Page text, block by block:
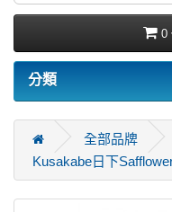
0
分類
全部品牌
Kusakabe日下